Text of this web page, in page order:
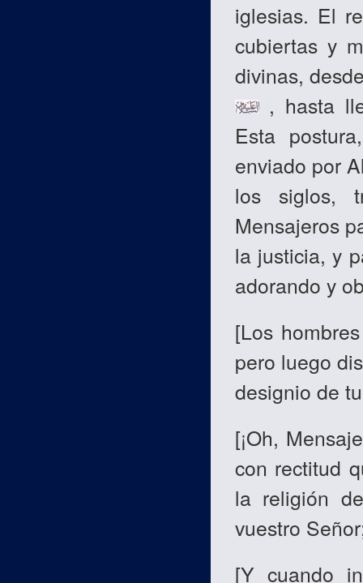
iglesias. El
cubiertas y
divinas,
, hasta
Esta
enviado por
los siglos,
Mensajeros
la justicia, y
adorando y
[Los
pero luego
designio de
[¡Oh,
con rectitud
la religión
vuestro
[Y cuando